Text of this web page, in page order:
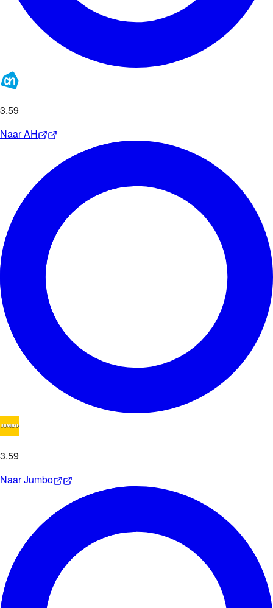
3.59
NaarAH
3.59
NaarJumbo